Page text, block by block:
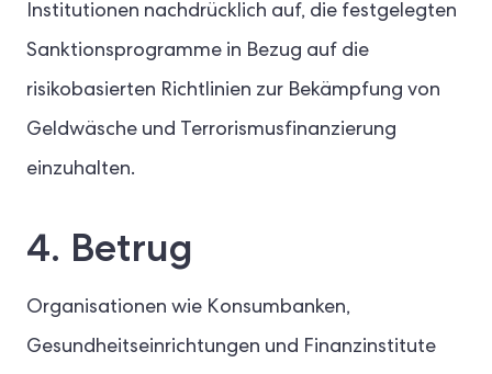
Institutionen nachdrücklich auf, die festgelegten
Sanktionsprogramme in Bezug auf die
risikobasierten Richtlinien zur Bekämpfung von
Geldwäsche und Terrorismusfinanzierung
einzuhalten.
4. Betrug
Organisationen wie Konsumbanken,
Gesundheitseinrichtungen und Finanzinstitute